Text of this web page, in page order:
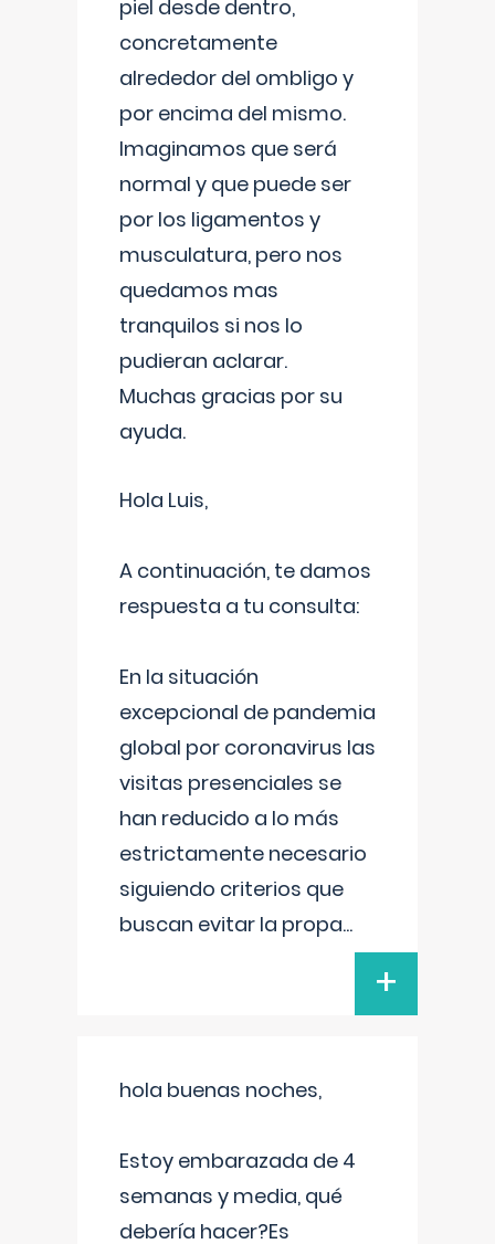
piel desde dentro,
concretamente
alrededor del ombligo y
por encima del mismo.
Imaginamos que será
normal y que puede ser
por los ligamentos y
musculatura, pero nos
quedamos mas
tranquilos si nos lo
pudieran aclarar.
Muchas gracias por su
ayuda.
Hola Luis,
A continuación, te damos
respuesta a tu consulta:
En la situación
excepcional de pandemia
global por coronavirus las
visitas presenciales se
han reducido a lo más
estrictamente necesario
siguiendo criterios que
buscan evitar la propa...
+
hola buenas noches,
Estoy embarazada de 4
semanas y media, qué
debería hacer?Es